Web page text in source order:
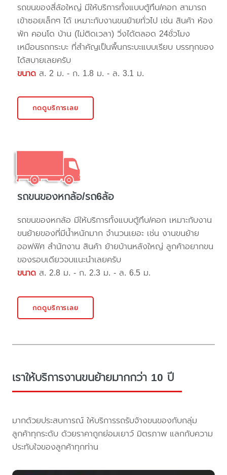
รถขนของสี่ล้อใหญ่ มีให้บริการทั้งแบบตู้ทึบ/คอก สามารถ
เข้าซอยเล็กๆ ได้ เหมาะกับงานขนย้ายทั่วไป เช่น สินค้า ห้อง
พัก คอนโด บ้าน (ไม่ติดเวลา) วิ่งได้ตลอด 24ชั่วโมง
เหมือนรถกระบะ ที่สำคัญเป็นพื้นกระบะแบบเรียบ บรรทุกของ
ได้สบายเลยครับ
ขนาด ส. 2 ม. - ก. 1.8 ม. - ล. 3.1 ม.
กดดูบริการเลย
รถขนของหกล้อ/รถ6ล้อ
รถขนของหกล้อ มีให้บริการทั้งแบบตู้ทึบ/คอก เหมาะกับงาน
ขนย้ายของที่มีน้ำหนักมาก จำนวนเยอะ เช่น งานขนย้าย
ออฟฟิศ สำนักงาน สินค้า ย้ายบ้านหลังใหญ่ ลูกค้าอยากขน
ของรอบเดียวจบแนะนำเลยครับ
ขนาด ส. 2.8 ม. - ก. 2.3 ม. - ล. 6.5 ม.
กดดูบริการเลย
เราให้บริการงานขนย้ายมากกว่า 10 ปี
มากด้วยประสบการณ์ ให้บริการรถรับจ้างขนของกับกลุ่ม
ลูกค้าทุกระดับ ด้วยราคาถูกย่อมเยาว์ มิตรภาพ แลกกับความ
ประทับใจของลูกค้าทุกท่าน